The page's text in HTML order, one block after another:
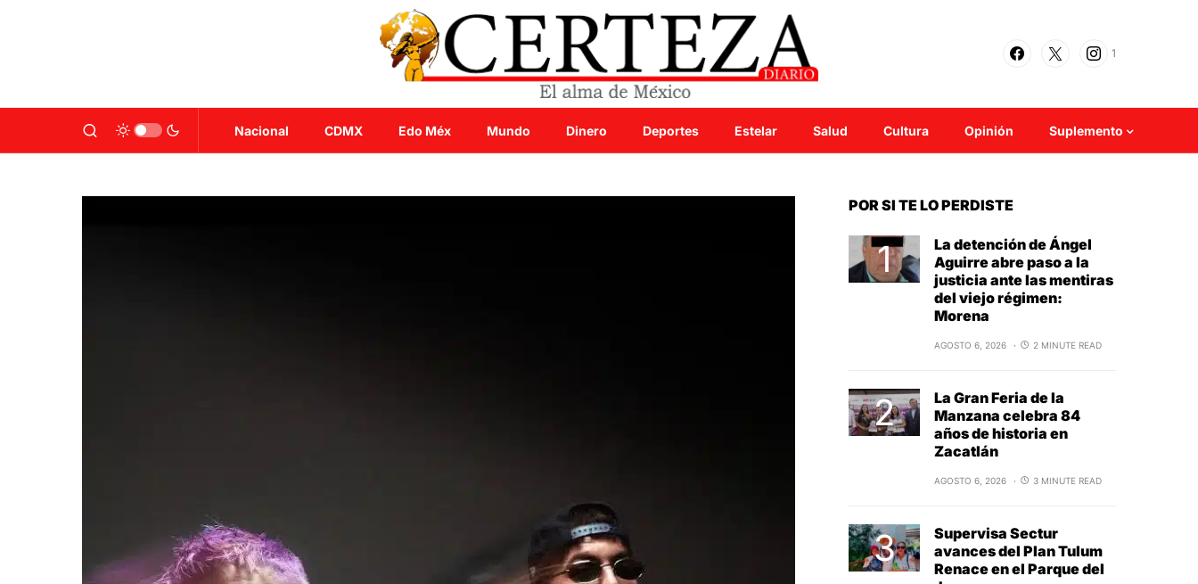
1
Nacional CDMX Edo Méx Mundo Dinero Deportes Estelar Salud Cultura Opinión Suplemento
POR SI TE LO PERDISTE
La detención de Ángel
Aguirre abre paso a la
justicia ante las mentiras
del viejo régimen:
Morena
AGOSTO 6, 2026 2 MINUTE READ
La Gran Feria de la
Manzana celebra 84
años de historia en
Zacatlán
AGOSTO 6, 2026 3 MINUTE READ
Supervisa Sectur
avances del Plan Tulum
Renace en el Parque del